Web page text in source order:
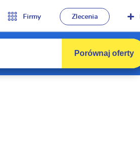
Firmy Zlecenia
Porównaj oferty